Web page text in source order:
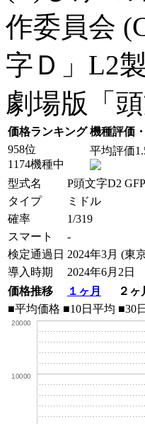
作委員会
字Ｄ」L2
劇場版「
価格ランキング 機種評価
958位
1174機種中
平均評価
型式名
P頭文字D2
タイプ
ミドル
確率
1/319
スマート
-
検定通過日 2024年3月 (東
導入時期
2024年6月2日
価格推移
１ヶ月 ２
■平均価格 ■10日平均 ■30
10000
20000